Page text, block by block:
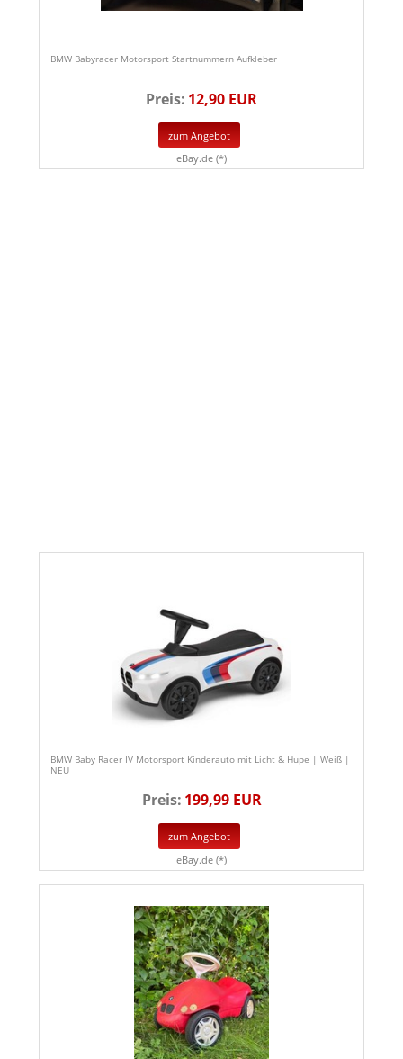
BMW Babyracer Motorsport Startnummern Aufkleber
Preis: 12,90 EUR
zum Angebot
eBay.de (*)
BMW Baby Racer IV Motorsport Kinderauto mit Licht & Hupe | Weiß |
NEU
Preis: 199,99 EUR
zum Angebot
eBay.de (*)